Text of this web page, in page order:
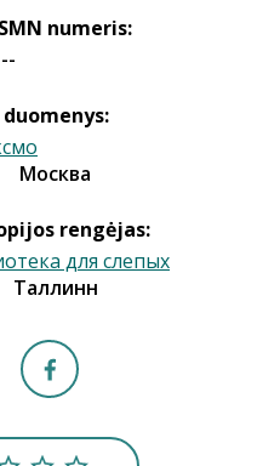
numeris:
--
Москва
rengėjas:
для слепых
Таллинн